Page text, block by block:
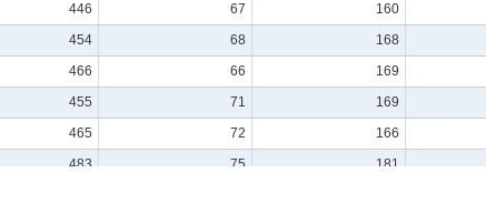
446 67 160
454 68 168
466 66 169
455 71 169
465 72 166
483 75 181